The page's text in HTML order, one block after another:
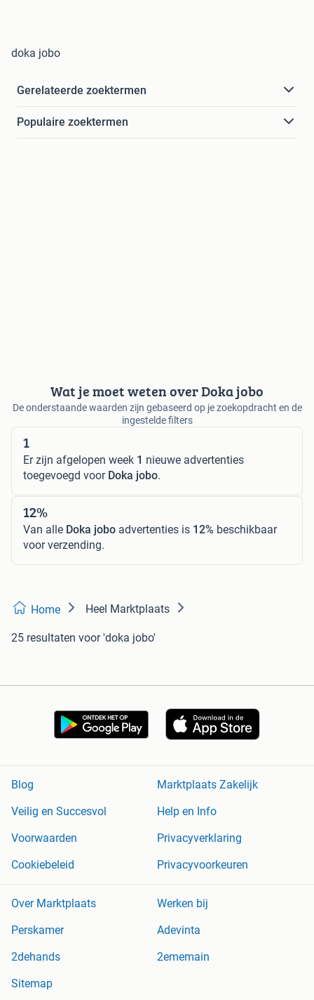
doka jobo
Gerelateerde zoektermen
Populaire zoektermen
Wat je moet weten over Doka jobo
De onderstaande waarden zijn gebaseerd op je zoekopdracht en de
ingestelde filters
1
Er zijn afgelopen week 1 nieuwe advertenties
toegevoegd voor Doka jobo.
12%
Van alle Doka jobo advertenties is 12% beschikbaar
voor verzending.
Home Heel Marktplaats
25 resultaten voor 'doka jobo'
Blog
Marktplaats Zakelijk
Veilig en Succesvol
Help en Info
Voorwaarden
Privacyverklaring
Cookiebeleid
Privacyvoorkeuren
Over Marktplaats
Werken bij
Perskamer
Adevinta
2dehands
2ememain
Sitemap